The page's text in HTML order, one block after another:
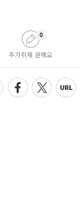
추가취재 원해요
0